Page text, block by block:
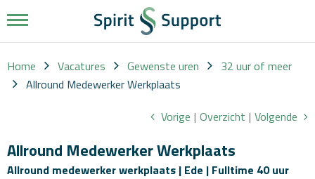
Werkgevers
Over
Diensten
Home Vacatures Gewenste uren
32 uur of meer
Allround Medewerker Werkplaats
Volgende
|
Overzicht
|
Vorige
Allround Medewerker Werkplaats
Allround medewerker werkplaats | Ede | Fulltime 40 uur